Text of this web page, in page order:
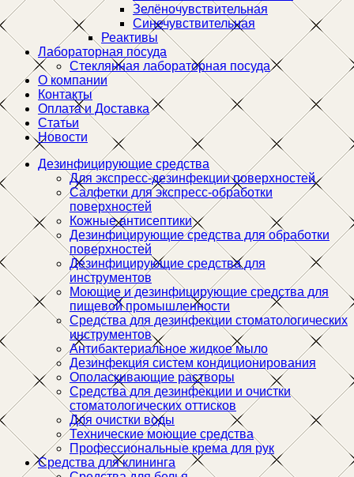
Зелёночувствительная
Синечувствительная
Реактивы
Лабораторная посуда
Стеклянная лабораторная посуда
О компании
Контакты
Оплата и Доставка
Статьи
Новости
Дезинфицирующие средства
Для экспресс-дезинфекции поверхностей
Салфетки для экспресс-обработки
поверхностей
Кожные антисептики
Дезинфицирующие средства для обработки
поверхностей
Дезинфицирующие средства для
инструментов
Моющие и дезинфицирующие средства для
пищевой промышленности
Средства для дезинфекции стоматологических
инструментов
Антибактериальное жидкое мыло
Дезинфекция систем кондиционирования
Ополаскивающие растворы
Средства для дезинфекции и очистки
стоматологических оттисков
Для очистки воды
Технические моющие средства
Профессиональные крема для рук
Средства для клининга